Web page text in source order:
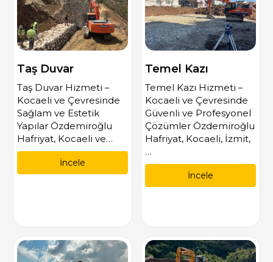
Taş Duvar
Taş Duvar Hizmeti –
Kocaeli ve Çevresinde
Sağlam ve Estetik
Yapılar Özdemiroğlu
Hafriyat, Kocaeli ve…
İncele
Temel Kazı
Temel Kazı Hizmeti –
Kocaeli ve Çevresinde
Güvenli ve Profesyonel
Çözümler Özdemiroğlu
Hafriyat, Kocaeli, İzmit,
…
İncele